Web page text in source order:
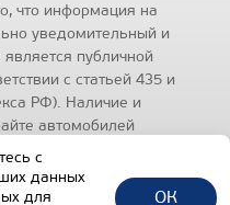
цену
что информация на
уведомительный и
публичной
с статьей 435 и
РФ). Наличие и
автомобилей
продаж, представленных
ресурса.
с
данных
для
ОК